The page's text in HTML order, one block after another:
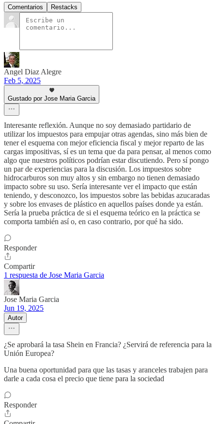
Comentarios Restacks
Angel Diaz Alegre
Feb 5, 2025
Gustado por Jose Maria Garcia
Interesante reflexión. Aunque no soy demasiado partidario de
utilizar los impuestos para empujar otras agendas, sino más bien de
tener el esquema con mejor eficiencia fiscal y mejor reparto de las
cargas impositivas, sí es un tema que da para pensar, al menos como
algo que nuestros políticos podrían estar discutiendo. Pero sí pongo
un par de experiencias para la discusión. Los impuestos sobre
hidrocarburos son muy altos y sin embargo no tienen demasiado
impacto sobre su uso. Sería interesante ver el impacto que están
teniendo, y desconozco, los impuestos sobre las bebidas azucaradas
y sobre los envases de plástico en aquellos países donde ya están.
Sería la prueba práctica de si el esquema teórico en la práctica se
comporta también así o, en caso contrario, por qué ha sido.
Responder
Compartir
1 respuesta de Jose Maria Garcia
Jose Maria Garcia
Jun 19, 2025
Autor
¿Se aprobará la tasa Shein en Francia? ¿Servirá de referencia para la
Unión Europea?
Una buena oportunidad para que las tasas y aranceles trabajen para
darle a cada cosa el precio que tiene para la sociedad
Responder